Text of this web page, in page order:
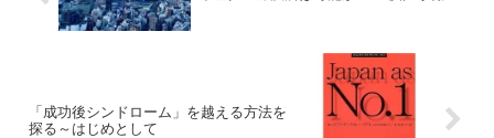
「成功後シンドローム」を越える方法を
探る～はじめとして